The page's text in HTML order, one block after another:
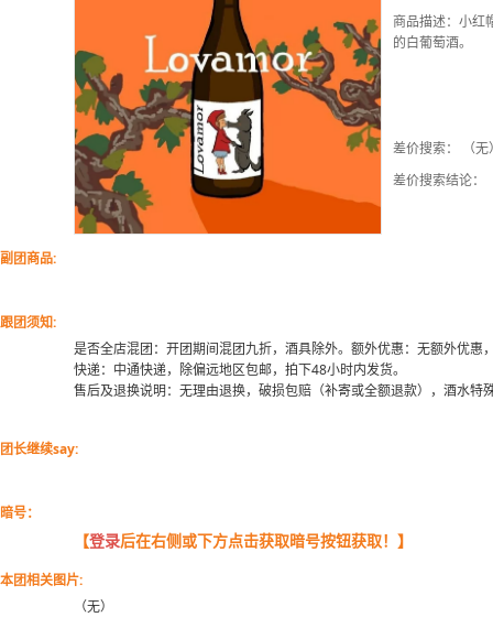
商品描述：小红
的白葡萄酒。
差价搜索： （无
差价搜索结论：
副团商品:
跟团须知:
是否全店混团：开团期间混团九折，酒具除外。额外优惠：无额外优惠
快递：中通快递，除偏远地区包邮，拍下48小时内发货。
售后及退换说明：无理由退换，破损包赔（补寄或全额退款），酒水特
团长继续say:
暗号：
【登录后在右侧或下方点击获取暗号按钮获取！】
本团相关图片:
（无）